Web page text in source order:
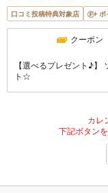
口コミ投稿特典対象店 ポ
クーポン
【選べるプレゼント♪】
ト☆
カレ
下記ボタン